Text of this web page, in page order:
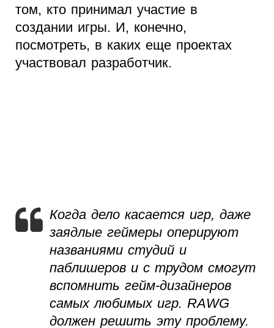
том, кто принимал участие в
создании игры. И, конечно,
посмотреть, в каких еще проектах
участвовал разработчик.
Когда дело касается игр, даже
заядлые геймеры оперируют
названиями студий и
паблишеров и с трудом смогут
вспомнить гейм-дизайнеров
самых любимых игр. RAWG
должен решить эту проблему.